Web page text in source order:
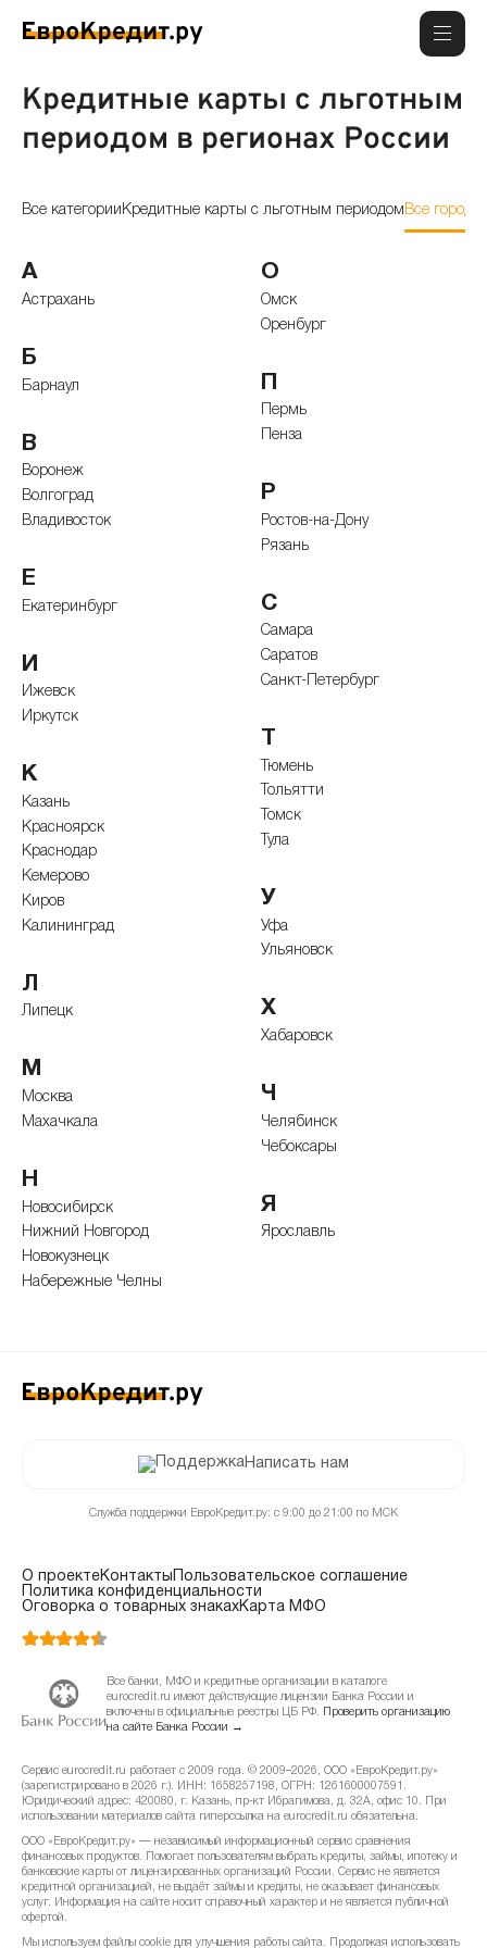
Кредитные карты с льготным
периодом в регионах России
Все категории Кредитные карты с льготным периодом Все города
А
Астрахань
Б
Барнаул
В
Воронеж
Волгоград
Владивосток
Е
Екатеринбург
И
Ижевск
Иркутск
К
Казань
Красноярск
Краснодар
Кемерово
Киров
Калининград
Л
Липецк
М
Москва
Махачкала
Н
Новосибирск
Нижний Новгород
Новокузнецк
Набережные Челны
О
Омск
Оренбург
П
Пермь
Пенза
Р
Ростов-на-Дону
Рязань
С
Самара
Саратов
Санкт-Петербург
Т
Тюмень
Тольятти
Томск
Тула
У
Уфа
Ульяновск
Х
Хабаровск
Ч
Челябинск
Чебоксары
Я
Ярославль
Написать нам
Служба поддержки ЕвроКредит.ру: с 9:00 до 21:00 по МСК
О проектеКонтакты Пользовательское соглашение
Политика конфиденциальности
Оговорка о товарных знакахКарта МФО
Все банки, МФО и кредитные организации в каталоге
eurocredit.ru имеют действующие лицензии Банка России и
включены в официальные реестры ЦБ РФ.
Проверить организацию
на сайте Банка России →
Сервис eurocredit.ru работает с 2009 года. © 2009–2026, ООО «ЕвроКредит.ру»
(зарегистрировано в 2026 г.). ИНН: 1658257198, ОГРН: 1261600007591.
Юридический адрес: 420080, г. Казань, пр-кт Ибрагимова, д. 32А, офис 10. При
использовании материалов сайта гиперссылка на eurocredit.ru обязательна.
ООО «ЕвроКредит.ру» — независимый информационный сервис сравнения
финансовых продуктов. Помогает пользователям выбрать кредиты, займы, ипотеку и
банковские карты от лицензированных организаций России. Сервис не является
кредитной организацией, не выдаёт займы и кредиты, не оказывает финансовых
услуг. Информация на сайте носит справочный характер и не является публичной
офертой.
Мы используем файлы cookie для улучшения работы сайта. Продолжая использовать